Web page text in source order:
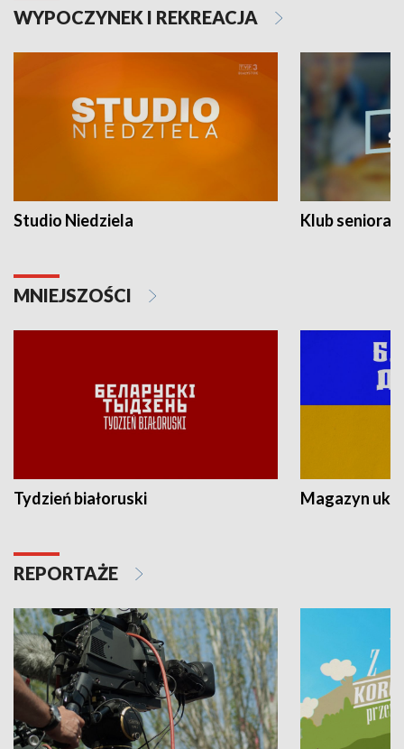
WYPOCZYNEK I REKREACJA
Studio Niedziela Klub seniora
MNIEJSZOŚCI
Tydzień białoruski Magazyn
REPORTAŻE